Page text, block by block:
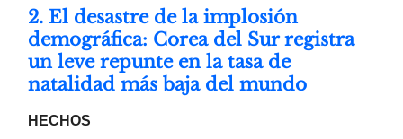
2. El desastre de la implosión
demográfica: Corea del Sur registra
un leve repunte en la tasa de
natalidad más baja del mundo
HECHOS